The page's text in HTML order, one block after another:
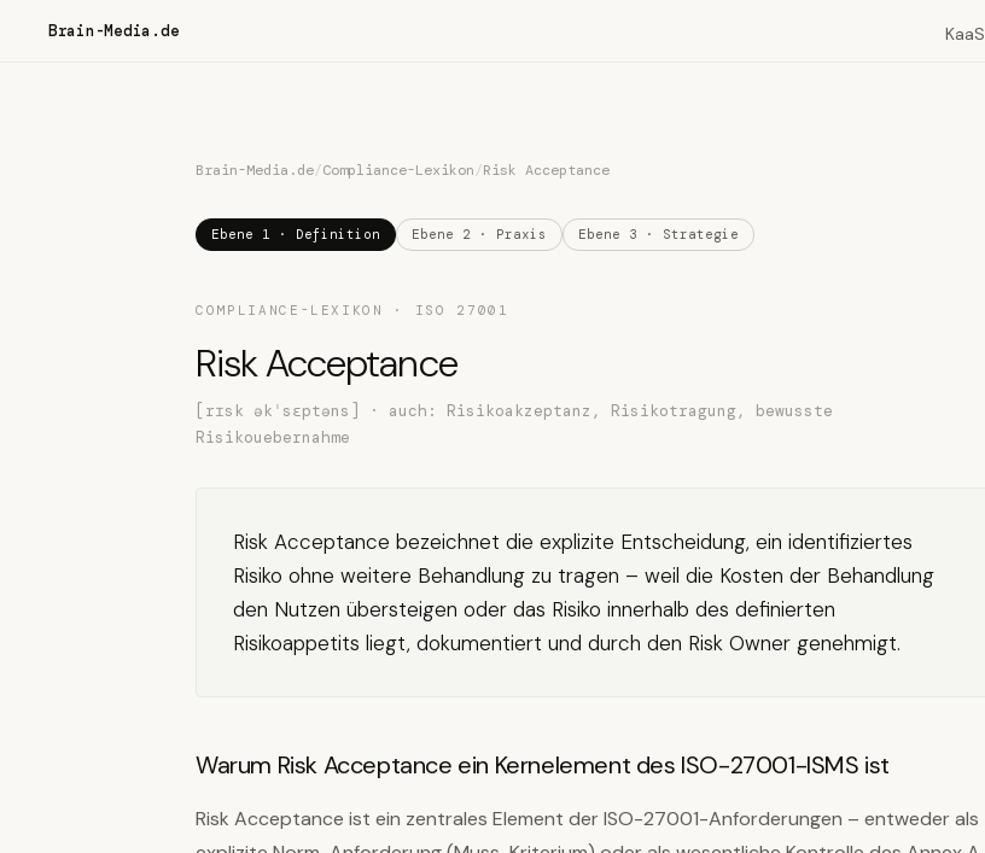
Brain-Media.de KaaS
Brain-Media.de/Compliance-Lexikon/Risk Acceptance
Ebene 1 · Definition Ebene 2 · Praxis Ebene 3 · Strategie
COMPLIANCE-LEXIKON · ISO 27001
Risk Acceptance
[rɪsk əkˈsɛptəns] · auch: Risikoakzeptanz, Risikotragung, bewusste
Risikouebernahme
Risk Acceptance bezeichnet die explizite Entscheidung, ein identifiziertes
Risiko ohne weitere Behandlung zu tragen – weil die Kosten der Behandlung
den Nutzen übersteigen oder das Risiko innerhalb des definierten
Risikoappetits liegt, dokumentiert und durch den Risk Owner genehmigt.
Warum Risk Acceptance ein Kernelement des ISO-27001-ISMS ist
Risk Acceptance ist ein zentrales Element der ISO-27001-Anforderungen – entweder als